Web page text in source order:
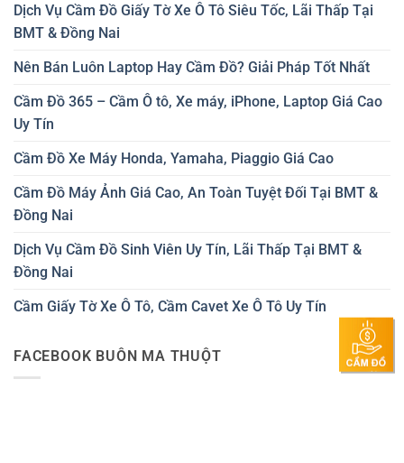
Dịch Vụ Cầm Đồ Giấy Tờ Xe Ô Tô Siêu Tốc, Lãi Thấp Tại
BMT & Đồng Nai
Nên Bán Luôn Laptop Hay Cầm Đồ? Giải Pháp Tốt Nhất
Cầm Đồ 365 – Cầm Ô tô, Xe máy, iPhone, Laptop Giá Cao
Uy Tín
Cầm Đồ Xe Máy Honda, Yamaha, Piaggio Giá Cao
Cầm Đồ Máy Ảnh Giá Cao, An Toàn Tuyệt Đối Tại BMT &
Đồng Nai
Dịch Vụ Cầm Đồ Sinh Viên Uy Tín, Lãi Thấp Tại BMT &
Đồng Nai
Cầm Giấy Tờ Xe Ô Tô, Cầm Cavet Xe Ô Tô Uy Tín
FACEBOOK BUÔN MA THUỘT